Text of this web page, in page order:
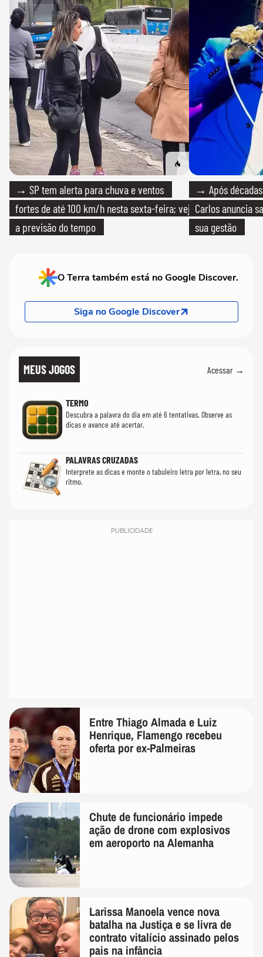
→ SP tem alerta para chuva e ventos
fortes de até 100 km/h nesta sexta-feira; veja
a previsão do tempo
→ Após
Carlos anuncia
sua gestão
O Terra também está no Google Discover.
Siga no Google Discover
MEUS JOGOS Acessar →
TERMO
Descubra a palavra do dia em até 6 tentativas. Observe as
dicas e avance até acertar.
PALAVRAS CRUZADAS
Interprete as dicas e monte o tabuleiro letra por letra, no seu
ritmo.
PUBLICIDADE
Entre Thiago Almada e Luiz
Henrique, Flamengo recebeu
oferta por ex-Palmeiras
Chute de funcionário impede
ação de drone com explosivos
em aeroporto na Alemanha
Larissa Manoela vence nova
batalha na Justiça e se livra de
contrato vitalício assinado pelos
pais na infância